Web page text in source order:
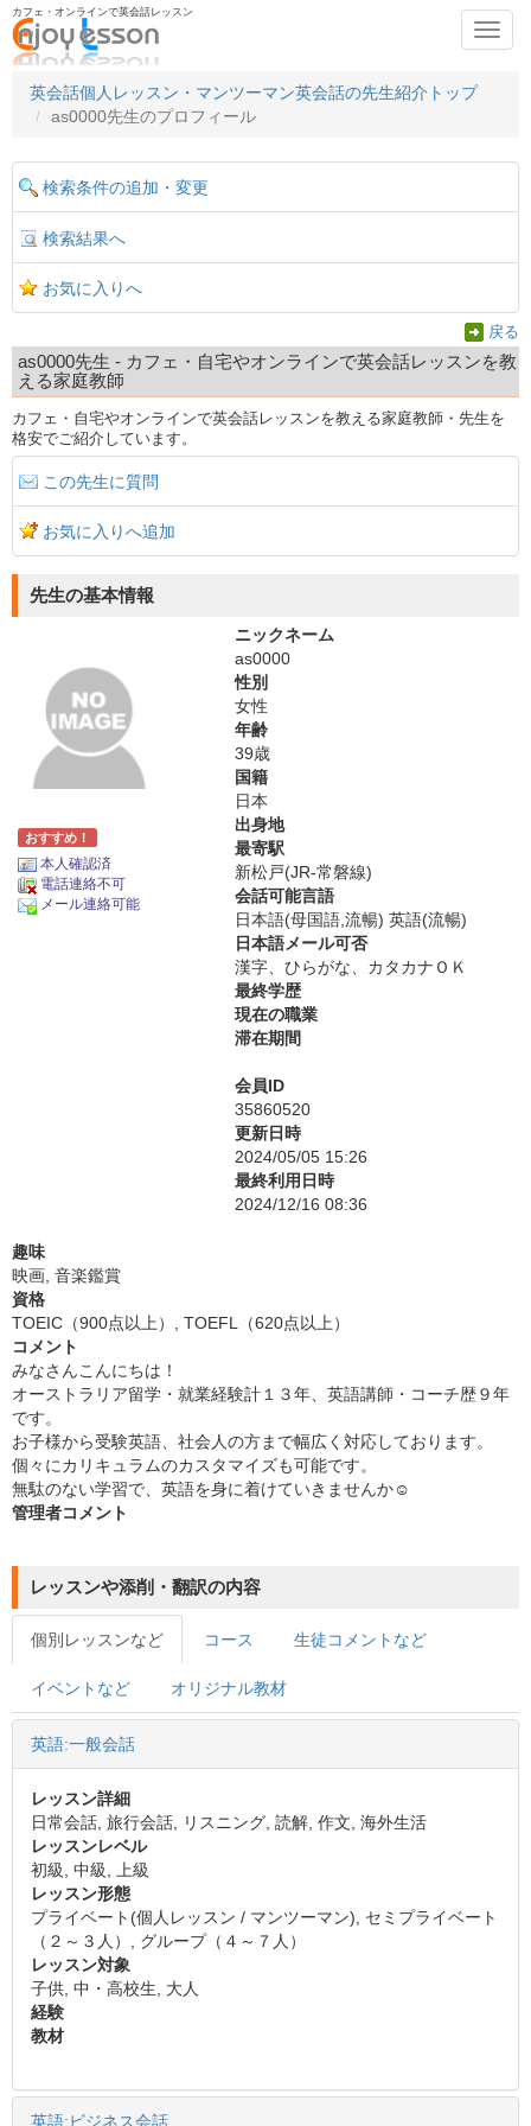
カフェ・オンラインで英会話レッスン
英会話個人レッスン・マンツーマン英会話の先生紹介トップ
as0000先生のプロフィール
検索条件の追加・変更
検索結果へ
お気に入りへ
戻る
as0000先生 - カフェ・自宅やオンラインで英会話レッスンを教
える家庭教師
カフェ・自宅やオンラインで英会話レッスンを教える家庭教師・先生を
格安でご紹介しています。
この先生に質問
お気に入りへ追加
先生の基本情報
おすすめ！
本人確認済
電話連絡不可
メール連絡可能
ニックネーム
as0000
性別
女性
年齢
39歳
国籍
日本
出身地
最寄駅
新松戸(JR-常磐線)
会話可能言語
日本語(母国語,流暢) 英語(流暢)
日本語メール可否
漢字、ひらがな、カタカナＯＫ
最終学歴
現在の職業
滞在期間
会員ID
35860520
更新日時
2024/05/05 15:26
最終利用日時
2024/12/16 08:36
趣味
映画, 音楽鑑賞
資格
TOEIC（900点以上）, TOEFL（620点以上）
コメント
みなさんこんにちは！
オーストラリア留学・就業経験計１３年、英語講師・コーチ歴９年
です。
お子様から受験英語、社会人の方まで幅広く対応しております。
個々にカリキュラムのカスタマイズも可能です。
無駄のない学習で、英語を身に着けていきませんか☺
管理者コメント
レッスンや添削・翻訳の内容
個別レッスンなど コース 生徒コメントなど
イベントなど オリジナル教材
英語:一般会話
レッスン詳細
日常会話, 旅行会話, リスニング, 読解, 作文, 海外生活
レッスンレベル
初級, 中級, 上級
レッスン形態
プライベート(個人レッスン / マンツーマン), セミプライベート
（２～３人）, グループ（４～７人）
レッスン対象
子供, 中・高校生, 大人
経験
教材
英語:ビジネス会話